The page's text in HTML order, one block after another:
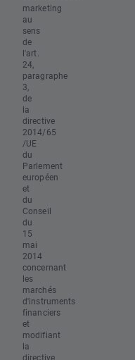
marketing
au
sens
de
l'art.
24,
paragraphe
3,
de
la
directive
2014/65
/UE
du
Parlement
européen
et
du
Conseil
du
15
mai
2014
concernant
les
marchés
d'instruments
financiers
et
modifiant
la
directive